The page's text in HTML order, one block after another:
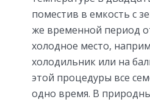
поместив в емкость с
же временной период
холодное место,
холодильник или на
этой процедуры все
одно время. В